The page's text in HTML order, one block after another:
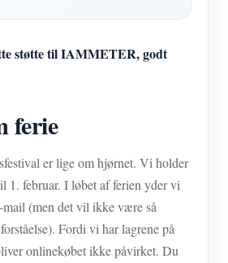
støtte til IAMMETER, godt
ferie
er lige om hjørnet. Vi holder
1. februar. I løbet af ferien yder vi
mail (men det vil ikke være så
Fordi vi har lagrene på
onlinekøbet ikke påvirket. Du